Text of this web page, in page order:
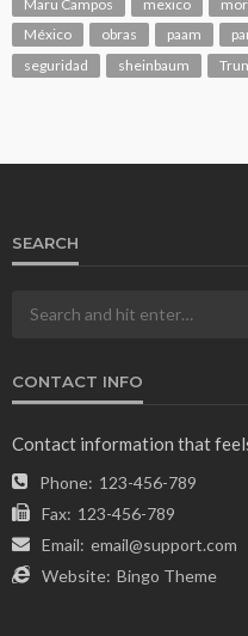
Maru Campos
mexico
México
obras paam
seguridad
sheinbaum
SEARCH
CONTACT INFO
Contact information that
Phone: 123-456-789
Fax: 123-456-789
Email: email@support.com
Website: Bingo Theme